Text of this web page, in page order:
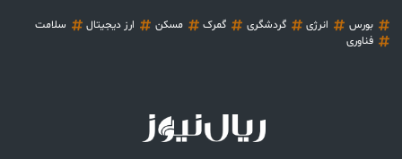
بورس انرژی گردشگری گمرک مسکن ارز دیجیتال
سلامت
فناوری